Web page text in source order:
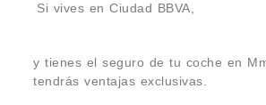
Si vives en Ciudad BBVA,
y tienes el seguro de tu coche en
tendrás ventajas exclusivas.